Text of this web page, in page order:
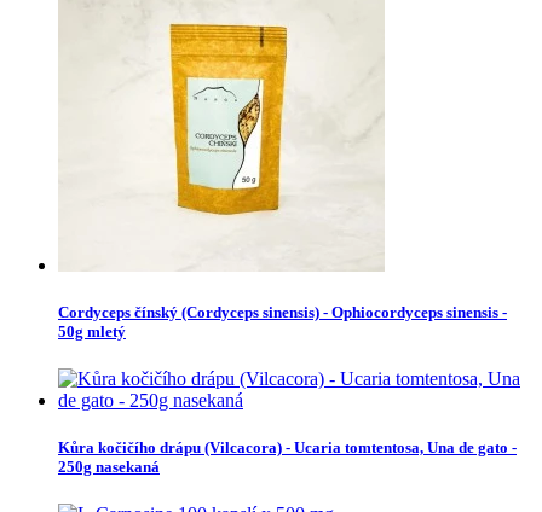
Cordyceps čínský (Cordyceps sinensis) - Ophiocordyceps sinensis -
50g mletý
Kůra kočičího drápu (Vilcacora) - Ucaria tomtentosa, Una de gato -
250g nasekaná